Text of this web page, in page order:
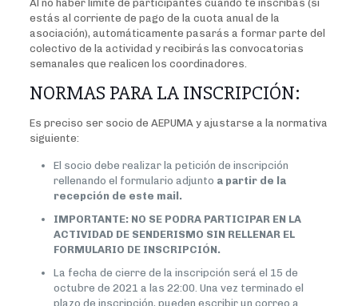
Al no haber límite de participantes cuando te inscribas (si
estás al corriente de pago de la cuota anual de la
asociación), automáticamente pasarás a formar parte del
colectivo de la actividad y recibirás las convocatorias
semanales que realicen los coordinadores.
NORMAS PARA LA INSCRIPCIÓN:
Es preciso ser socio de AEPUMA y ajustarse a la normativa
siguiente:
El socio debe realizar la petición de inscripción
rellenando el formulario adjunto a partir de la
recepción de este mail.
IMPORTANTE: NO SE PODRA PARTICIPAR EN LA
ACTIVIDAD DE SENDERISMO SIN RELLENAR EL
FORMULARIO DE INSCRIPCIÓN.
La fecha de cierre de la inscripción será el 15 de
octubre de 2021 a las 22:00. Una vez terminado el
plazo de inscripción, pueden escribir un correo a